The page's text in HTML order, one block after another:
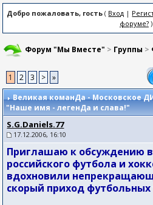
Добро пожаловать, гость ( Вход |
форуме?)
Форум "Мы Вместе" > Группы >
1 2 3 >
»
Великая команДа - Московское
"Наше имя - легенДа и слава!"
S.G.Daniels.77
17.12.2006, 16:10
Приглашаю к обсуждению
российского футбола и
вдохновили
скорый приход